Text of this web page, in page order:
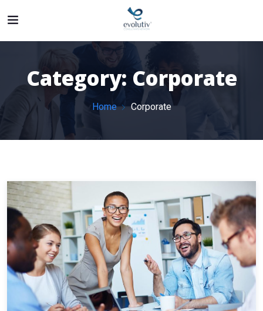
Category: Corporate
Home Corporate